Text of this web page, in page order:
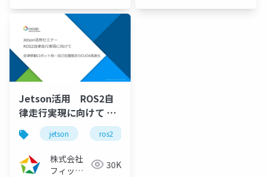
Jetson活用 ROS2自
律走行実現に向けて ～
自律移動ロボット用ー
自己位置推定のCUDA高
速化～（2021/11/04）
jetson ros2
株式会社
フィック
30K